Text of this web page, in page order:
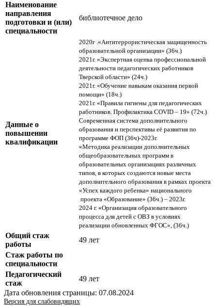
Наименование
направления
подготовки и (или)
специальности
библиотечное дело
Данные о
повышении
квалификации
2020г .«Антитеррористическая защищенность
образовательной организации» (36ч.)
2021г. «Экспертная оценка профессиональной
деятельности педагогических работников
Тверской области» (24ч.)
2021г. «Обучение навыкам оказания первой
помощи» (18ч.)
2021г. «Правила гигиены для педагогических
работников. Профилактика COVID – 19» (72ч.)
Современная система дополнительного
образования и перспективы её развития по
программе ФОП (36ч)-2023г.
«Методика реализации дополнительных
общеобразовательных программ в
образовательных организациях различных
типов, в которых создаются новые места
дополнительного образования в рамках проекта
«Успех каждого ребенка» национального
проекта «Образование» (36ч.) – 2023г.
2024 г. «Организация образовательного
процесса для детей с ОВЗ в условиях
реализации обновленных ФГОС», (36ч.)
Общий стаж
работы
49 лет
Стаж работы по
специальности
Педагогический
стаж
49 лет
Дата обновления страницы: 07.08.2024
Версия для слабовидящих